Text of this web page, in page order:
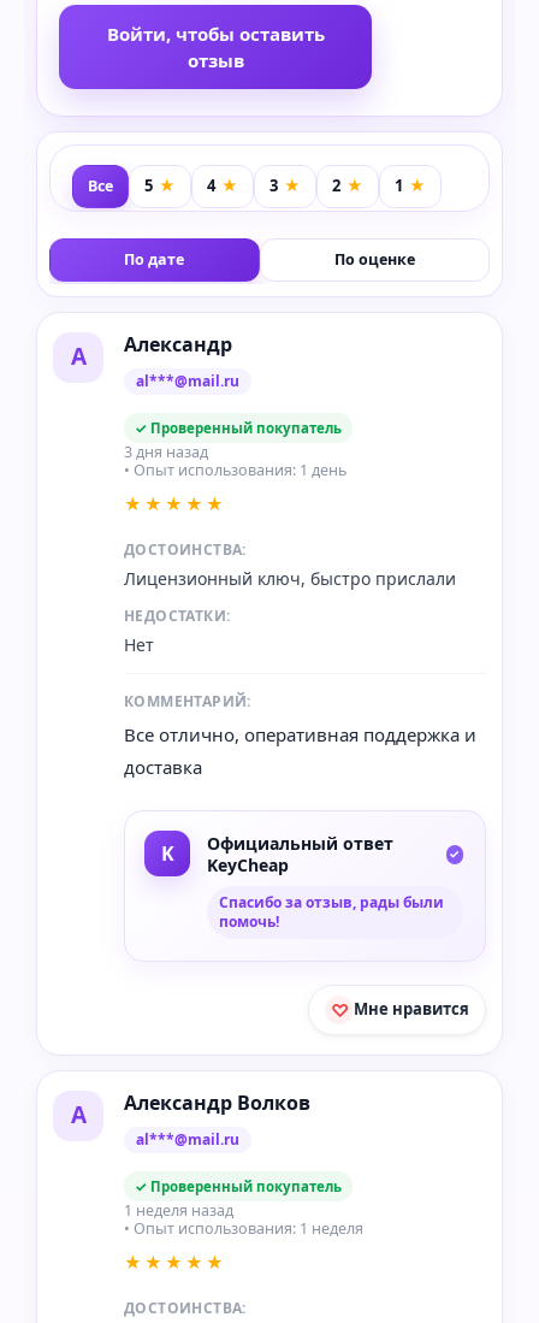
Войти, чтобы оставить
отзыв
Все
По дате По оценке
А Александр
al***@mail.ru
✓ Проверенный покупатель
3 дня назад
• Опыт использования: 1 день
★★★★★
ДОСТОИНСТВА:
Лицензионный ключ, быстро прислали
НЕДОСТАТКИ:
Нет
КОММЕНТАРИЙ:
Все отлично, оперативная поддержка и
доставка
Официальный ответ
KeyCheap
Спасибо за отзыв, рады были
помочь!
Мне нравится
А Александр Волков
al***@mail.ru
✓ Проверенный покупатель
1 неделя назад
• Опыт использования: 1 неделя
★★★★★
ДОСТОИНСТВА: